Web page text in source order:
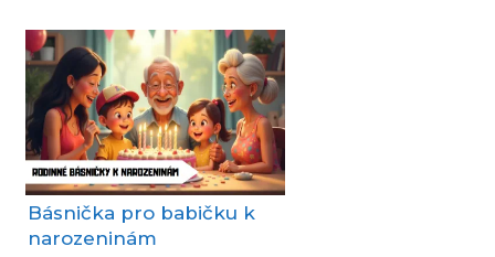
Básnička pro babičku k
narozeninám